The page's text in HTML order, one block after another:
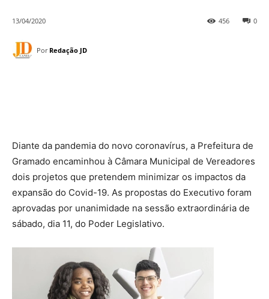
13/04/2020 0
456
Por Redação JD
Diante da pandemia do novo coronavírus, a Prefeitura de
Gramado encaminhou à Câmara Municipal de Vereadores
dois projetos que pretendem minimizar os impactos da
expansão do Covid-19. As propostas do Executivo foram
aprovadas por unanimidade na sessão extraordinária de
sábado, dia 11, do Poder Legislativo.